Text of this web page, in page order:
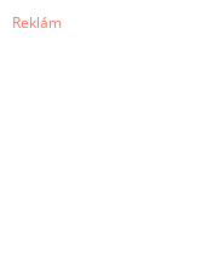
Reklám